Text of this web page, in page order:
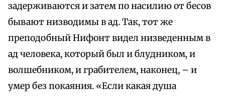
задерживаются и затем по насилию от бесов
бывают низводимы в ад. Так, тот же
преподобный Нифонт видел низведенным в
ад человека, который был и блудником, и
волшебником, и грабителем, наконец, – и
умер без покаяния. «Если какая душа